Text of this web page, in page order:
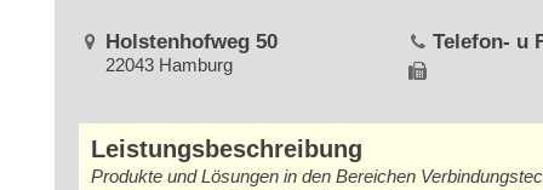
Holstenhofweg 50
22043 Hamburg
Telefon- u
Leistungsbeschreibung
Produkte und Lösungen in den Bereichen